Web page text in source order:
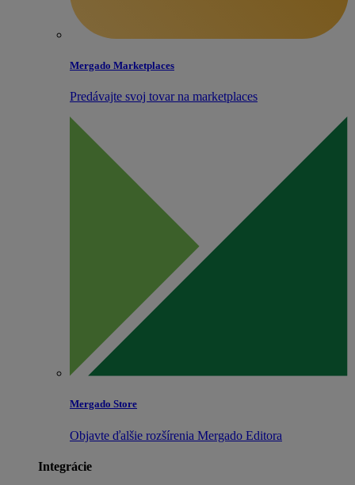
Mergado Marketplaces
Predávajte svoj tovar na marketplaces
Mergado Store
Objavte ďalšie rozšírenia Mergado Editora
Integrácie